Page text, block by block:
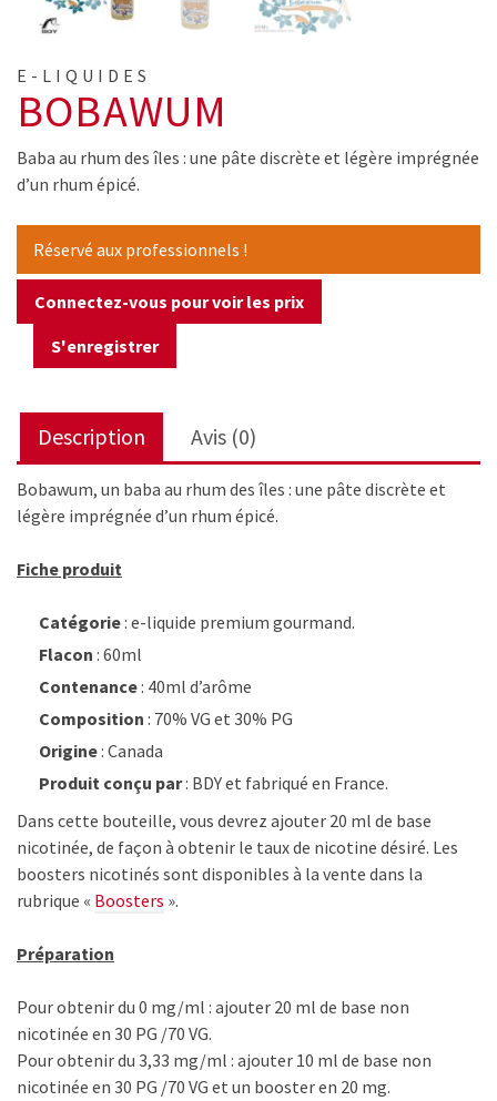
E-LIQUIDES
BOBAWUM
Baba au rhum des îles : une pâte discrète et légère imprégnée
d’un rhum épicé.
Réservé aux professionnels !
Connectez-vous pour voir les prix
S'enregistrer
Description Avis (0)
Bobawum, un baba au rhum des îles : une pâte discrète et
légère imprégnée d’un rhum épicé.
Fiche produit
Catégorie: e-liquide premium gourmand.
Flacon : 60ml
Contenance: 40ml d’arôme
Composition : 70% VG et 30% PG
Origine: Canada
Produit conçu par: BDY et fabriqué en France.
Dans cette bouteille, vous devrez ajouter 20 ml de base
nicotinée, de façon à obtenir le taux de nicotine désiré. Les
boosters nicotinés sont disponibles à la vente dans la
rubrique « Boosters ».
Préparation
Pour obtenir du 0 mg/ml : ajouter 20 ml de base non
nicotinée en 30 PG /70 VG.
Pour obtenir du 3,33 mg/ml : ajouter 10 ml de base non
nicotinée en 30 PG /70 VG et un booster en 20 mg.